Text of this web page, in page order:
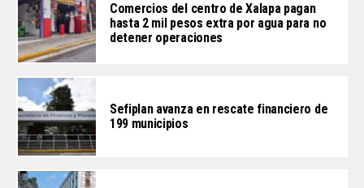
Comercios del centro de Xalapa pagan
hasta 2 mil pesos extra por agua para no
detener operaciones
Sefiplan avanza en rescate financiero de
199 municipios